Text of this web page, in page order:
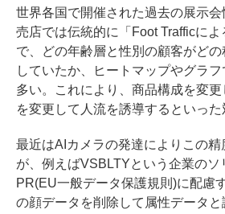
世界各国で開催された過去の展示
売店では伝統的に「Foot Trafficに
で、どの年齢層と性別の顧客がど
していたか、ヒートマップやグラ
多い。これにより、商品構成を変更
を変更して人流を誘導するといった
最近はAIカメラの発達によりこの精
が、例えばVSBLTYという企業のソ
PR(EU一般データ保護規則)に配慮
の顔データを削除して属性データと